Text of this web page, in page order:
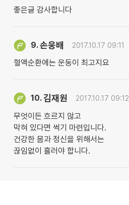
좋은글 감사합니다
9.손웅배 2017.10.17 09:11
혈액순환에는 운동이 최고지요
10.김재원 2017.10.17 09:12
무엇이든 흐르지 않고
막혀 있다면 썩기 마련입니다.
건강한 몸과 정신을 위해서는
끊임없이 흘러야 합니다.